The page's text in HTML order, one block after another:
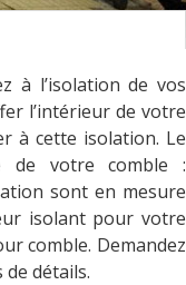
à l’isolation de vos
l’intérieur de votre
à cette isolation. Le
de votre comble :
sont en mesure
isolant pour votre
comble. Demandez
détails.